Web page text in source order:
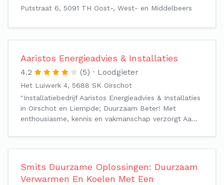
Putstraat 6, 5091 TH Oost-, West- en Middelbeers
Aaristos Energieadvies & Installaties
4.2 (5) Loodgieter
Het Luiwerk 4, 5688 SK Oirschot
"Installatiebedrijf Aaristos Energieadvies & Installaties
in Oirschot en Liempde; Duurzaam Beter! Met
enthousiasme, kennis en vakmanschap verzorgt Aa…
Smits Duurzame Oplossingen: Duurzaam
Verwarmen En Koelen Met Een